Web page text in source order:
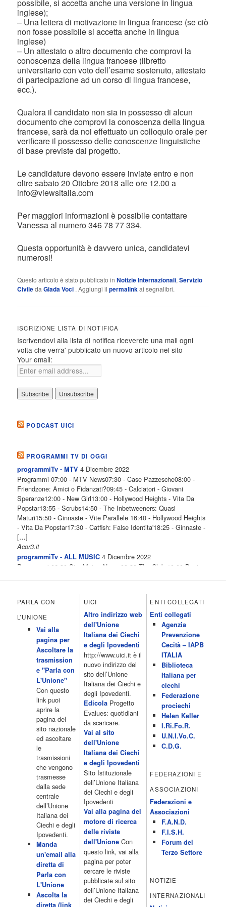
possibile, si accetta anche una versione in lingua
inglese);
– Una lettera di motivazione in lingua francese (se ciò
non fosse possibile si accetta anche in lingua
inglese)
– Un attestato o altro documento che comprovi la
conoscenza della lingua francese (libretto
universitario con voto dell’esame sostenuto, attestato
di partecipazione ad un corso di lingua francese,
ecc.).
Qualora il candidato non sia in possesso di alcun
documento che comprovi la conoscenza della lingua
francese, sarà da noi effettuato un colloquio orale per
verificare il possesso delle conoscenze linguistiche
di base previste dal progetto.
Le candidature devono essere inviate entro e non
oltre sabato 20 Ottobre 2018 alle ore 12.00 a
info@viewsitalia.com
Per maggiori informazioni è possibile contattare
Vanessa al numero 346 78 77 334.
Questa opportunità è davvero unica, candidatevi
numerosi!
Questo articolo è stato pubblicato inNotizie Internazionali,Servizio
CiviledaGiada Voci . Aggiungi ilpermalinkai segnalibri.
ISCRIZIONE LISTA DI NOTIFICA
Iscrivendovi alla lista di notifica riceverete una mail ogni
volta che verra' pubblicato un nuovo articolo nel sito
Your email:
PODCAST UICI
PROGRAMMI TV DI OGGI
programmiTv - MTV 4 Dicembre 2022
Programmi 07:00 - MTV News07:30 - Case Pazzesche08:00 -
Friendzone: Amici o Fidanzati?09:45 - Calciatori - Giovani
Speranze12:00 - New Girl13:00 - Hollywood Heights - Vita Da
Popstar13:55 - Scrubs14:50 - The Inbetweeners: Quasi
Maturi15:50 - Ginnaste - Vite Parallele 16:40 - Hollywood Heights
- Vita Da Popstar17:30 - Catfish: False Identita'18:25 - Ginnaste -
[…]
Acor3.it
programmiTv - ALL MUSIC 4 Dicembre 2022
Programmi 06.30 Star.Meteo.News 09.30 The Club 10.00 Deejay
All News 16.05 Rotazione musicale 19.00 All News 19.05 The
Club 19.30 19.30 Human Guinea Pigs 20.00 Inbox 21.00 Code
Monkeys 21.30 Sons of Butcher […]
programmiTv - ITALIA 1 4 Dicembre 2022
Programmi 06.35 Cartoni Animati 09.05 Telefilm:Starsky & Hutch
10.10 Telefilm:Supercar 12.15 12.15 Secondo voi 12.25 Studio
Aperto 13.00 Studio Sport 13.40 Cartoni animati 14.30 I Simpson
15.00 Telefilm:Paso adelante 15.55 15.55 Telefilm:Wildfire 16.50
Cartoni animati 18.30 Studio Aperto 19.05 Don Luca c'� 19.35
19.35 Medici miei 20.05 Camera caf� 20.30 La ruota della
fortuna 21.10 […]
Acor3.it
programmiTv - LA 7
4 Dicembre 2022
Programmi 06:00 - Tg La7/meteo/oroscopo/traffico06:55 - Movie
Flash07:00 - Omnibus ? Rassegna stampa07:30 - Tg La707:50 -
Omnibus09:50 - Coffee Break11:00 - L?aria che tira12:25 - I
men� di Benedetta13:30 - Tg La714:00 - Tg La7 Cronache14:40 -
Telefilm: Le strade di San Francisco - Omicidio di primo grado -
Una scuola di paura 16:30 […]
Acor3.it
programmiTv - CANALE 5 4 Dicembre 2022
Programmi 2/3 06.00 TG5/Traffico/Meteo/Borse e monete 08.00
TG5 Mattina 08.40 Mattino Cinque(TG5-Ore 10) 11.00 Forum
13.00 2/3 13.00 TG5 13.40 Beautiful 14.10 Centovetrine 14.45
Uomini e donne 16.15 2/3 16.15 Amici 16.55 Pomeriggio
cinque(All'interno: TG5-5 minuti 17.55) 18.50 Chi vuol essere
milionario 20.00 2/3 20.00 TG5 20.30 Striscia la notizia 21.10
Telefilm:Amiche mie 23.30 2/3 […]
Acor3.it
programmiTv - RETE 4 4 Dicembre 2022
Programmi 05.40 TG4-Rassegna stampa 05.55 Secondo
PARLA CON
L’UNIONE
Vai alla
pagina per
Ascoltare la
trasmission
e "Parla con
L'Unione"
Con questo
link puoi
aprire la
pagina del
sito nazionale
ed ascoltare
le
trasmissioni
che vengono
trasmesse
dalla sede
centrale
dell’Unione
Italiana dei
Ciechi e degli
Ipovedenti.
Manda
un'email alla
diretta di
Parla con
L'Unione
Ascolta la
diretta (link
UICI
Altro indirizzo web
dell'Unione
Italiana dei Ciechi
e degli Ipovedenti
http://www.uici.it è il
nuovo indirizzo del
sito dell’Unione
Italiana dei Ciechi e
degli Ipovedenti.
EdicolaProgetto
Evalues: quotidiani
da scaricare.
Vai al sito
dell'Unione
Italiana dei Ciechi
e degli Ipovedenti
Sito Istituzionale
dell’Unione Italiana
dei Ciechi e degli
Ipovedenti
Vai alla pagina del
motore di ricerca
delle riviste
dell'UnioneCon
questo link, vai alla
pagina per poter
cercare le riviste
pubblicate sul sito
dell’Unione Italiana
dei Ciechi e degli
ENTI COLLEGATI
Enti collegati
Agenzia
Prevenzione
Cecità – IAPB
ITALIA
Biblioteca
Italiana per
ciechi
Federazione
prociechi
Helen Keller
I.Ri.Fo.R.
U.N.I.Vo.C.
C.D.G.
FEDERAZIONI E
ASSOCIAZIONI
Federazioni e
Associazioni
F.A.N.D.
F.I.S.H.
Forum del
Terzo Settore
NOTIZIE
INTERNAZIONALI